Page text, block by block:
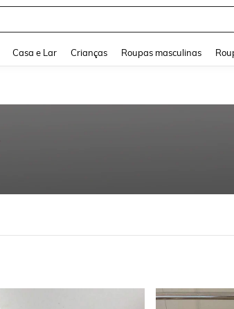
Casa e Lar Crianças Roupas masculinas